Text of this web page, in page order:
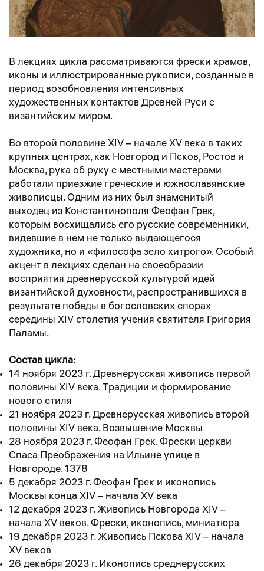
В лекциях цикла рассматриваются фрески храмов,
иконы и иллюстрированные рукописи, созданные в
период возобновления интенсивных
художественных контактов Древней Руси с
византийским миром.
Во второй половине XIV – начале XV века в таких
крупных центрах, как Новгород и Псков, Ростов и
Москва, рука об руку с местными мастерами
работали приезжие греческие и южнославянские
живописцы. Одним из них был знаменитый
выходец из Константинополя Феофан Грек,
которым восхищались его русские современники,
видевшие в нем не только выдающегося
художника, но и «философа зело хитрого». Особый
акцент в лекциях сделан на своеобразии
восприятия древнерусской культурой идей
византийской духовности, распространившихся в
результате победы в богословских спорах
середины XIV столетия учения святителя Григория
Паламы.
Состав цикла:
14 ноября 2023 г. Древнерусская живопись первой
половины XIV века. Традиции и формирование
нового стиля
21 ноября 2023 г. Древнерусская живопись второй
половины XIV века. Возвышение Москвы
28 ноября 2023 г. Феофан Грек. Фрески церкви
Спаса Преображения на Ильине улице в
Новгороде. 1378
5 декабря 2023 г. Феофан Грек и иконопись
Москвы конца XIV – начала XV века
12 декабря 2023 г. Живопись Новгорода XIV –
начала XV веков. Фрески, иконопись, миниатюра
19 декабря 2023 г. Живопись Пскова XIV – начала
XV веков
26 декабря 2023 г. Иконопись среднерусских